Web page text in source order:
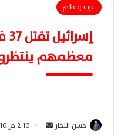
عرب وعالم
معظمهم
حسن النجار 2:10 ص10 أغسطس، 2025